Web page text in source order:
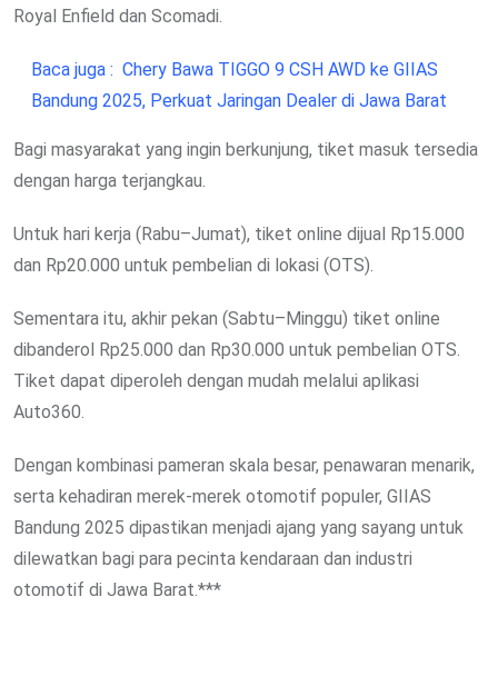
Royal Enfield dan Scomadi.
Baca juga : Chery Bawa TIGGO 9 CSH AWD ke GIIAS
Bandung 2025, Perkuat Jaringan Dealer di Jawa Barat
Bagi masyarakat yang ingin berkunjung, tiket masuk tersedia
dengan harga terjangkau.
Untuk hari kerja (Rabu–Jumat), tiket online dijual Rp15.000
dan Rp20.000 untuk pembelian di lokasi (OTS).
Sementara itu, akhir pekan (Sabtu–Minggu) tiket online
dibanderol Rp25.000 dan Rp30.000 untuk pembelian OTS.
Tiket dapat diperoleh dengan mudah melalui aplikasi
Auto360.
Dengan kombinasi pameran skala besar, penawaran menarik,
serta kehadiran merek-merek otomotif populer, GIIAS
Bandung 2025 dipastikan menjadi ajang yang sayang untuk
dilewatkan bagi para pecinta kendaraan dan industri
otomotif di Jawa Barat.***